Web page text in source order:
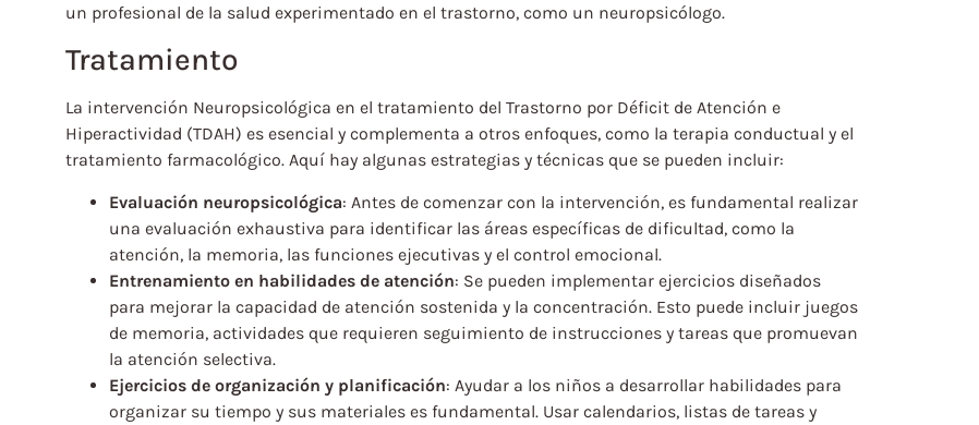
un profesional de la salud experimentado en el trastorno, como un neuropsicólogo.
Tratamiento
La intervención Neuropsicológica en el tratamiento del Trastorno por Déficit de Atención e
Hiperactividad (TDAH) es esencial y complementa a otros enfoques, como la terapia conductual y el
tratamiento farmacológico. Aquí hay algunas estrategias y técnicas que se pueden incluir:
Evaluación neuropsicológica: Antes de comenzar con la intervención, es fundamental realizar
una evaluación exhaustiva para identificar las áreas específicas de dificultad, como la
atención, la memoria, las funciones ejecutivas y el control emocional.
Entrenamiento en habilidades de atención: Se pueden implementar ejercicios diseñados
para mejorar la capacidad de atención sostenida y la concentración. Esto puede incluir juegos
de memoria, actividades que requieren seguimiento de instrucciones y tareas que promuevan
la atención selectiva.
Ejercicios de organización y planificación: Ayudar a los niños a desarrollar habilidades para
organizar su tiempo y sus materiales es fundamental. Usar calendarios, listas de tareas y